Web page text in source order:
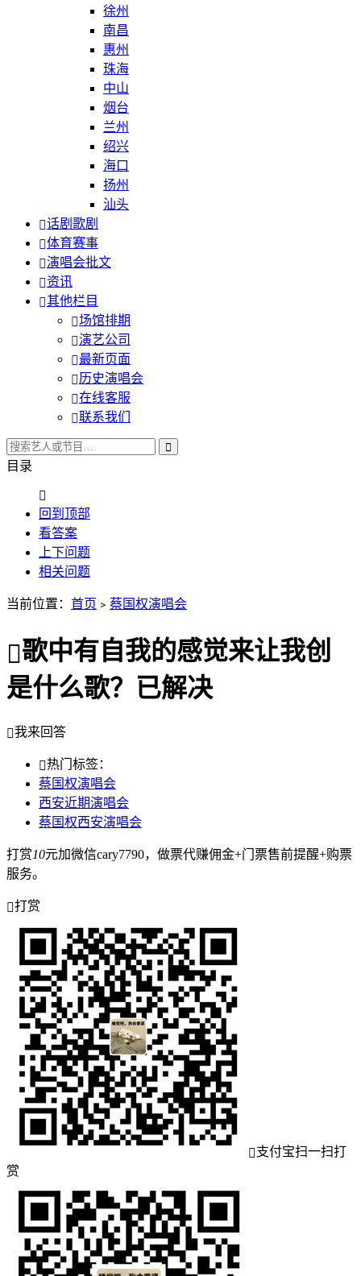
徐州
南昌
惠州
珠海
中山
烟台
兰州
绍兴
海口
扬州
汕头
话剧歌剧
体育赛事
演唱会批文
资讯
其他栏目
场馆排期
演艺公司
最新页面
历史演唱会
在线客服
联系我们
目录
回到顶部
看答案
上下问题
相关问题
当前位置： 首页 ﹥ 蔡国权演唱会
歌中有自我的感觉来让我创
是什么歌？ 已解决
我来回答
热门标签：
蔡国权演唱会
西安近期演唱会
蔡国权西安演唱会
打赏10元加微信cary7790，做票代赚佣金+门票售前提醒+购票
服务。
打赏
支付宝扫一扫打
赏